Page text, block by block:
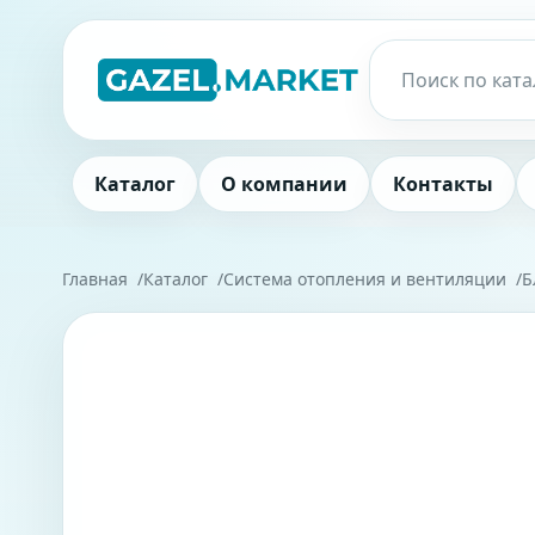
Каталог О компании Контакты
Главная Каталог Система отопления и вентиляции